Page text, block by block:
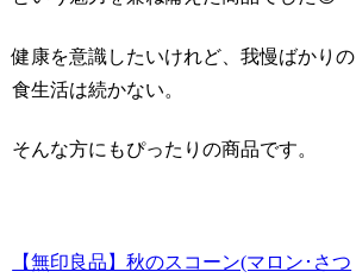
健康を意識したいけれど、我慢ばかりの
食生活は続かない。
そんな方にもぴったりの商品です。
【無印良品】秋のスコーン(マロン･さつ